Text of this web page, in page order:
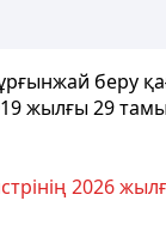
беру
жылғы 29
2026